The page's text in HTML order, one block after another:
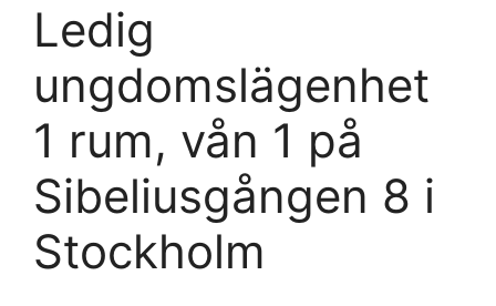
Ledig
ungdomslägenhet
1 rum, vån 1 på
Sibeliusgången 8 i
Stockholm